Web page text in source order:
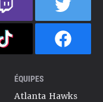
ÉQUIPES
Atlanta Hawks